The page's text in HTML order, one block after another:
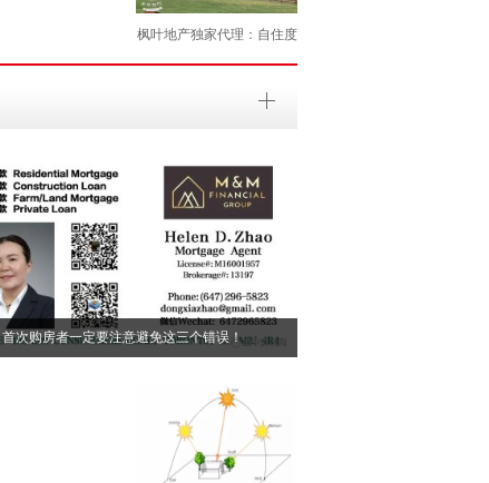
枫叶地产独家代理：自住度
首次购房者一定要注意避免这三个错误！